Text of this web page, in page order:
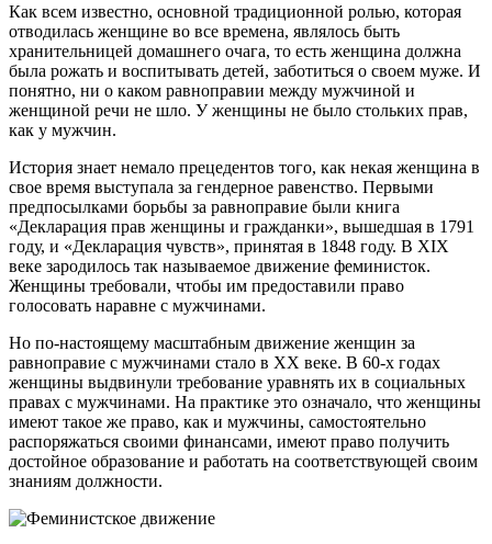
Как всем известно, основной традиционной ролью, которая
отводилась женщине во все времена, являлось быть
хранительницей домашнего очага, то есть женщина должна
была рожать и воспитывать детей, заботиться о своем муже. И
понятно, ни о каком равноправии между мужчиной и
женщиной речи не шло. У женщины не было стольких прав,
как у мужчин.
История знает немало прецедентов того, как некая женщина в
свое время выступала за гендерное равенство. Первыми
предпосылками борьбы за равноправие были книга
«Декларация прав женщины и гражданки», вышедшая в 1791
году, и «Декларация чувств», принятая в 1848 году. В XIX
веке зародилось так называемое движение феминисток.
Женщины требовали, чтобы им предоставили право
голосовать наравне с мужчинами.
Но по-настоящему масштабным движение женщин за
равноправие с мужчинами стало в ХХ веке. В 60-х годах
женщины выдвинули требование уравнять их в социальных
правах с мужчинами. На практике это означало, что женщины
имеют такое же право, как и мужчины, самостоятельно
распоряжаться своими финансами, имеют право получить
достойное образование и работать на соответствующей своим
знаниям должности.